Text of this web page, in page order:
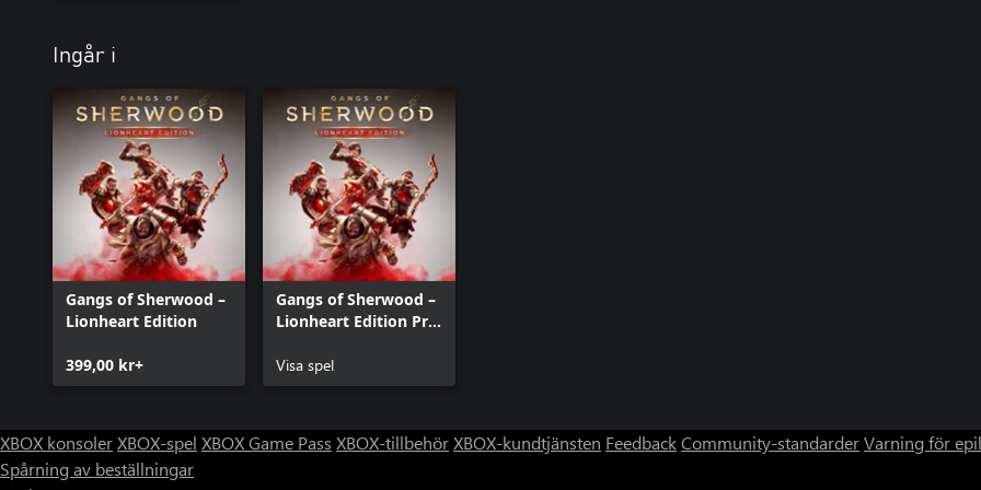
Ingår i
Gangs of Sherwood –
Lionheart Edition
399,00 kr+
Gangs of Sherwood –
Lionheart Edition Pre-
Visa spel
XBOX konsolerXBOX-spel XBOX Game Pass XBOX-tillbehörXBOX-kundtjänsten FeedbackCommunity-standarderVarning för
Spårning av beställningar